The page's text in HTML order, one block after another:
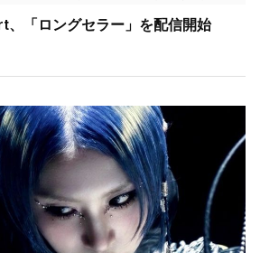
「ロングセラー」を配信開始